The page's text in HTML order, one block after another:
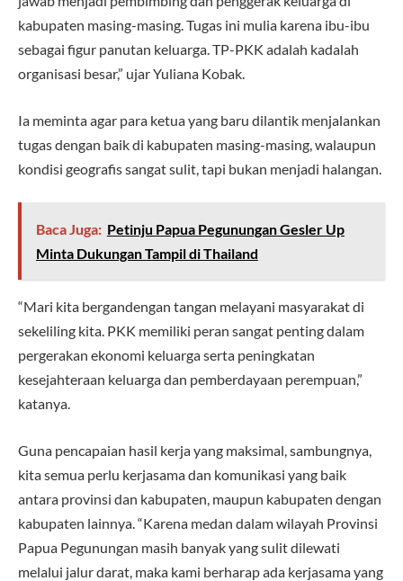
kabupaten masing-masing. Tugas ini mulia karena ibu-ibu
sebagai figur panutan keluarga. TP-PKK adalah kadalah
organisasi besar,” ujar Yuliana Kobak.
Ia meminta agar para ketua yang baru dilantik menjalankan
tugas dengan baik di kabupaten masing-masing, walaupun
kondisi geografis sangat sulit, tapi bukan menjadi halangan.
Baca Juga: Petinju Papua Pegunungan Gesler Up
Minta Dukungan Tampil di Thailand
“Mari kita bergandengan tangan melayani masyarakat di
sekeliling kita. PKK memiliki peran sangat penting dalam
pergerakan ekonomi keluarga serta peningkatan
kesejahteraan keluarga dan pemberdayaan perempuan,”
katanya.
Guna pencapaian hasil kerja yang maksimal, sambungnya,
kita semua perlu kerjasama dan komunikasi yang baik
antara provinsi dan kabupaten, maupun kabupaten dengan
kabupaten lainnya. “Karena medan dalam wilayah Provinsi
Papua Pegunungan masih banyak yang sulit dilewati
melalui jalur darat, maka kami berharap ada kerjasama yang